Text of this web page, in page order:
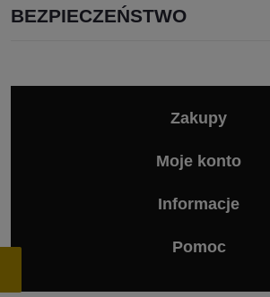
BEZPIECZEŃSTWO
Zakupy
Moje konto
Informacje
Pomoc